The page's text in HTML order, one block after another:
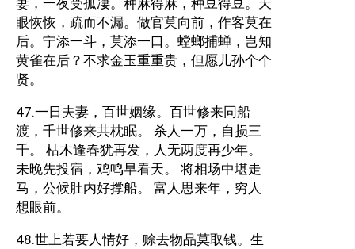
妻，一夜受孤凄。种麻得麻，种豆得豆。天
眼恢恢，疏而不漏。做官莫向前，作客莫在
后。宁添一斗，莫添一口。螳螂捕蝉，岂知
黄雀在后？不求金玉重重贵，但愿儿孙个个
贤。
47.一日夫妻，百世姻缘。百世修来同船
渡，千世修来共枕眠。 杀人一万，自损三
千。 枯木逢春犹再发，人无两度再少年。
未晚先投宿，鸡鸣早看天。 将相场中堪走
马，公候肚内好撑船。 富人思来年，穷人
想眼前。
48.世上若要人情好，赊去物品莫取钱。生